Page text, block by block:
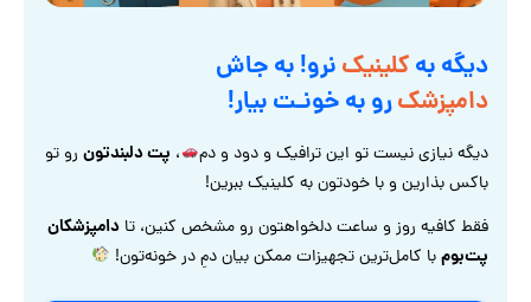
دیگه بهکلینیکنرو! به جاش
دامپزشکرو به خونـت بیار!
دیگه نیازی نیست تو این ترافیک و دود و دم ، پت دلبندتونرو تو
باکس بذارین و با خودتون به کلینیک ببرین!
فقط کافیه روز و ساعت دلخواهتون رو مشخص کنین، تا دامپزشکان
پت‌بومبا کامل‌ترین تجهیزات ممکن بیان دمِ در خونه‌تون!